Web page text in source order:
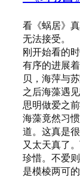
看《蜗居》
无法接受。
刚开始看的
有序的进展
贝，海萍与
之后海藻遇
思明做爱之
海藻竟然习
道。这真是
又太天真了
珍惜。不爱
是模棱两可的